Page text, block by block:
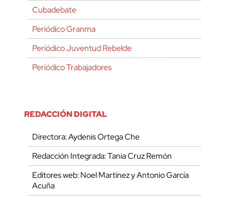
Cubadebate
Periódico Granma
Periódico Juventud Rebelde
Periódico Trabajadores
REDACCIÓN DIGITAL
Directora: Aydenis Ortega Che
Redacción Integrada: Tania Cruz Remón
Editores web: Noel Martínez y Antonio García
Acuña